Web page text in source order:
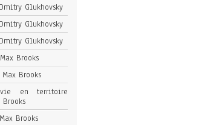
Glukhovsky
Glukhovsky
Glukhovsky
Brooks
Brooks
en territoire
Brooks